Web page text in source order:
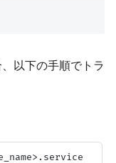
以下の手順でトラ